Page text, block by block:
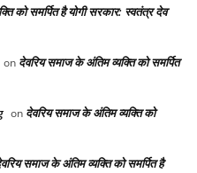
को समर्पित है योगी सरकार: स्वतंत्र देव
on देवरिय समाज के अंतिम व्यक्ति को समर्पित
on देवरिय समाज के अंतिम व्यक्ति को
समाज के अंतिम व्यक्ति को समर्पित है